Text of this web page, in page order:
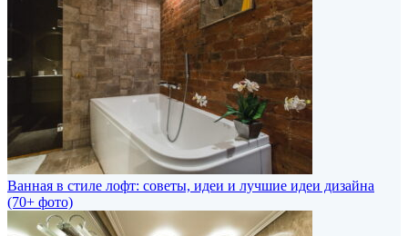
Ванная в стиле лофт: советы, идеи и лучшие идеи дизайна
(70+ фото)